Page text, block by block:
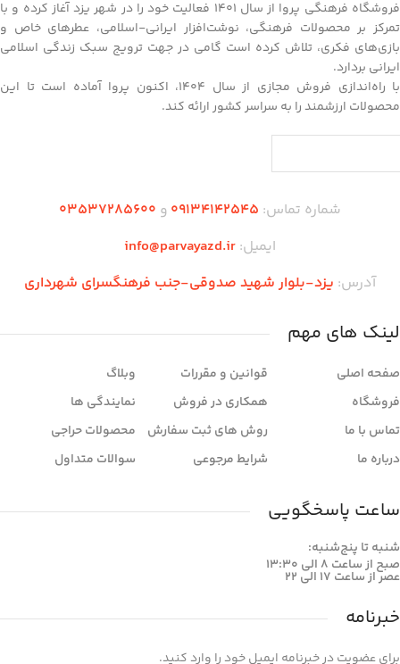
فروشگاه فرهنگی پروا از سال ۱۴۰۱ فعالیت خود را در شهر یزد آغاز کرده و با
تمرکز بر محصولات فرهنگی، نوشت‌افزار ایرانی-اسلامی، عطرهای خاص و
بازی‌های فکری، تلاش کرده است گامی در جهت ترویج سبک زندگی اسلامی
ایرانی بردارد.
با راه‌اندازی فروش مجازی از سال ۱۴۰۴، اکنون پروا آماده است تا این
محصولات ارزشمند را به سراسر کشور ارائه کند.
شماره تماس: 09134142545 و 03537285600
ایمیل: info@parvayazd.ir
آدرس: یزد-بلوار شهید صدوقی-جنب فرهنگسرای شهرداری
لینک های مهم
صفحه اصلی
فروشگاه
تماس با ما
درباره ما
قوانین و مقررات
همکاری در فروش
روش های ثبت سفارش
شرایط مرجوعی
وبلاگ
نمایندگی ها
محصولات حراجی
سوالات متداول
ساعت پاسخگویی
شنبه تا پنج‌شنبه:
صبح از ساعت 8 الی 13:30
عصر از ساعت 17 الی 22
خبرنامه
برای عضویت در خبرنامه ایمیل خود را وارد کنید.